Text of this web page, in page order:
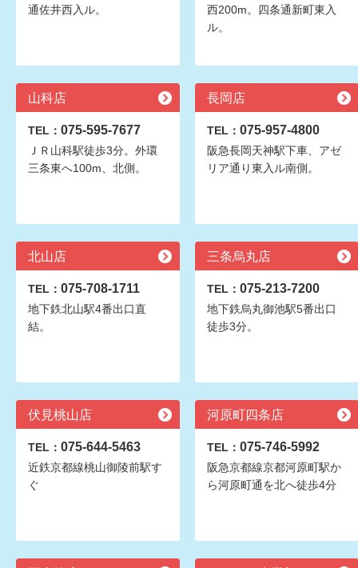
通佐井西入ル。
西200m。四条通新町東入
ル。
山科店
TEL： 075-595-7677
ＪＲ山科駅徒歩3分。外環
三条東へ100m、北側。
長岡店
TEL： 075-957-4800
阪急長岡天神駅下車、アゼ
リア通り東入ル南側。
北山店
TEL： 075-708-1711
地下鉄北山駅4番出口直
結。
三条烏丸店
TEL： 075-213-7200
地下鉄烏丸御池駅5番出口
徒歩3分。
伏見桃山店
TEL： 075-644-5463
近鉄京都線桃山御陵前駅す
ぐ
河原町四条店
TEL： 075-746-5992
阪急京都線京都河原町駅か
ら河原町通を北へ徒歩4分